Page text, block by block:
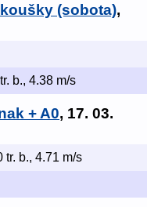
(sobota),
b., 4.38 m/s
+ A0, 17. 03.
tr. b., 4.71 m/s